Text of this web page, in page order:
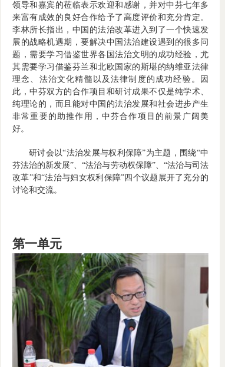
领导和嘉宾的莅临表示欢迎和感谢，并对中芬七年多
来富有成效的良好合作给予了高度评价和充分肯定。
李林所长指出，中国的法治改革进入到了一个快速发
展的战略机遇期，要解决中国法治建设遇到的很多问
题，需要学习借鉴世界各国法治文明的成功经验，尤
其需要学习借鉴芬兰和北欧国家的斯堪的纳维亚法律
理念、法治文化精髓以及法律制度的成功经验。因
此，中芬双方的合作项目和研讨成果不仅是纯学术、
纯理论的，而且能对中国的法治发展和社会进步产生
非常重要的助推作用，中芬合作项目的前景广阔美
好。
研讨会以“法治发展与权利保障”为主题，围绕“中
芬法治的新发展”、“法治与劳动权保障”、“法治与司法
改革”和“法治与妇女权利保障”四个议题展开了充分的
讨论和交流。
第一单元